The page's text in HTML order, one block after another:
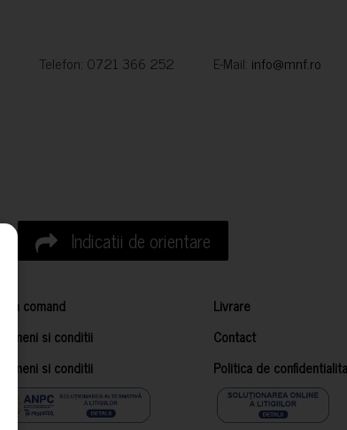
Telefon: 0721 366 252 E-Mail: info@mnf.ro
Indicatii de orientare
Cum comand Livrare
Termeni si conditii
Contact
Termeni si conditii
Politica de